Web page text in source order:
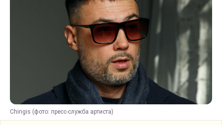
Chingis (фото: пресс-служба артиста)